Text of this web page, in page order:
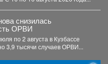
ко Дню археолога (15
палеон
снизилась
ОРВИ
по 2 августа в Кузбассе
3,9 тысячи случаев ОРВИ...